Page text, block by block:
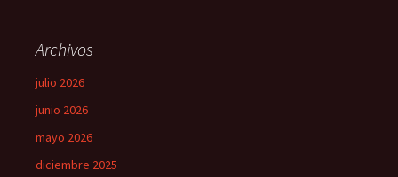
Archivos
julio 2026
junio 2026
mayo 2026
diciembre 2025